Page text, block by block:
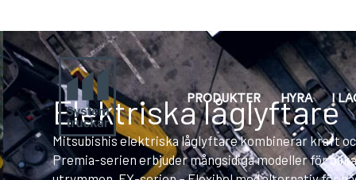
PRODUKTER HYRA I
Elektriska låglyftare
Mitsubishis elektriska låglyftare kombinerar kraft
Premia-serien erbjuder mångsidiga modeller för